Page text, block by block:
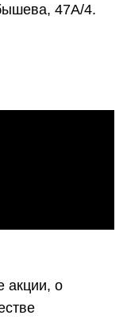
47А/4.
акции, о